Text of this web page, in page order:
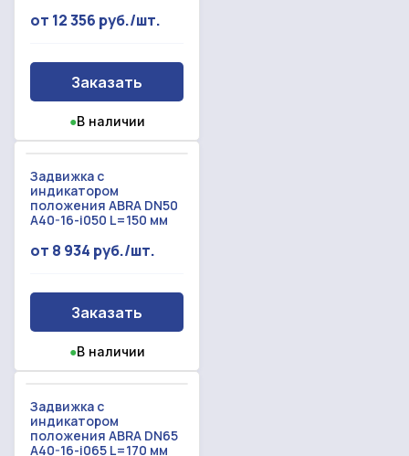
от 12 356 руб./шт.
Заказать
●В наличии
Задвижка с
индикатором
положения ABRA DN50
A40-16-i050 L=150 мм
от 8 934 руб./шт.
Заказать
●В наличии
Задвижка с
индикатором
положения ABRA DN65
A40-16-i065 L=170 мм